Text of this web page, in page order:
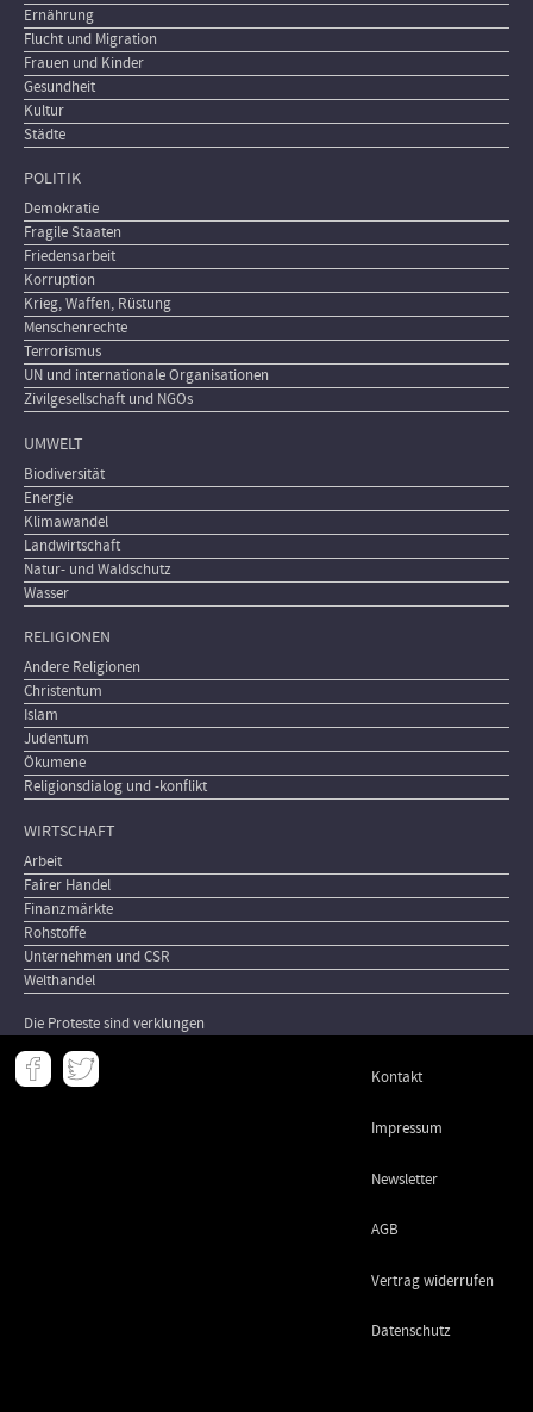
Ernährung
Flucht und Migration
Frauen und Kinder
Gesundheit
Kultur
Städte
POLITIK
Demokratie
Fragile Staaten
Friedensarbeit
Korruption
Krieg, Waffen, Rüstung
Menschenrechte
Terrorismus
UN und internationale Organisationen
Zivilgesellschaft und NGOs
UMWELT
Biodiversität
Energie
Klimawandel
Landwirtschaft
Natur- und Waldschutz
Wasser
RELIGIONEN
Andere Religionen
Christentum
Islam
Judentum
Ökumene
Religionsdialog und -konflikt
WIRTSCHAFT
Arbeit
Fairer Handel
Finanzmärkte
Rohstoffe
Unternehmen und CSR
Welthandel
Die Proteste sind verklungen
Meta
- Kontakt
Impressum
Newsletter
AGB
Vertrag widerrufen
Datenschutz